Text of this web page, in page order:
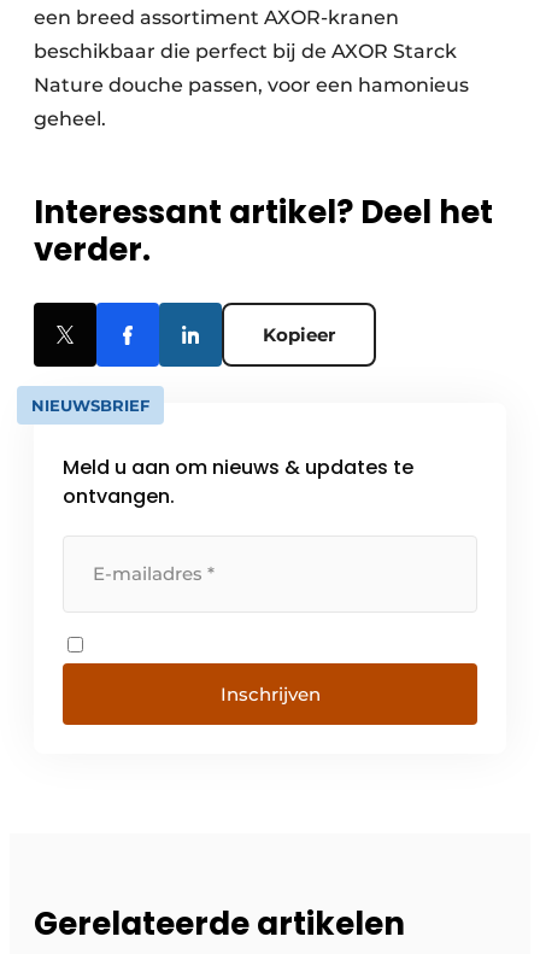
een breed assortiment AXOR-kranen
beschikbaar die perfect bij de AXOR Starck
Nature douche passen, voor een hamonieus
geheel.
Interessant artikel? Deel het
verder.
Kopieer
NIEUWSBRIEF
Meld u aan om nieuws & updates te
ontvangen.
Inschrijven
Gerelateerde artikelen